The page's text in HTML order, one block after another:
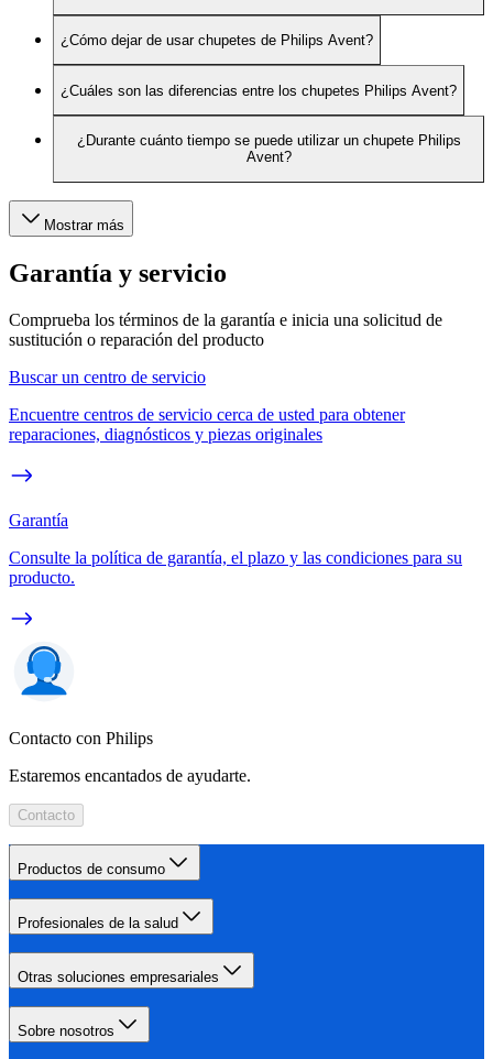
¿Cómo dejar de usar chupetes de Philips Avent?
¿Cuáles son las diferencias entre los chupetes Philips Avent?
¿Durante cuánto tiempo se puede utilizar un chupete Philips
Avent?
Mostrar más
Garantía y servicio
Comprueba los términos de la garantía e inicia una solicitud de
sustitución o reparación del producto
Buscar un centro de servicio
Encuentre centros de servicio cerca de usted para obtener
reparaciones, diagnósticos y piezas originales
Garantía
Consulte la política de garantía, el plazo y las condiciones para su
producto.
Contacto con Philips
Estaremos encantados de ayudarte.
Contacto
Productos de consumo
Profesionales de la salud
Otras soluciones empresariales
Sobre nosotros